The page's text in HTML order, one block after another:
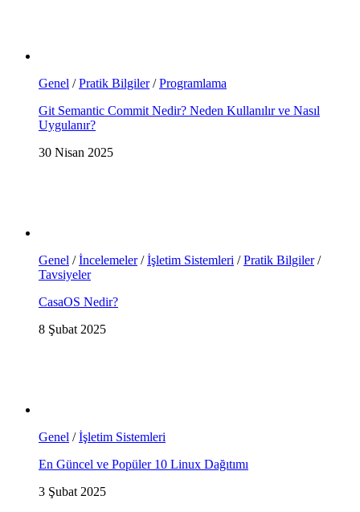
Genel /Pratik Bilgiler/Programlama
Git Semantic Commit Nedir? Neden Kullanılır ve Nasıl
Uygulanır?
30 Nisan 2025
Genel /İncelemeler/İşletim Sistemleri /Pratik Bilgiler/
Tavsiyeler
CasaOS Nedir?
8 Şubat 2025
Genel /İşletim Sistemleri
En Güncel ve Popüler 10 Linux Dağıtımı
3 Şubat 2025